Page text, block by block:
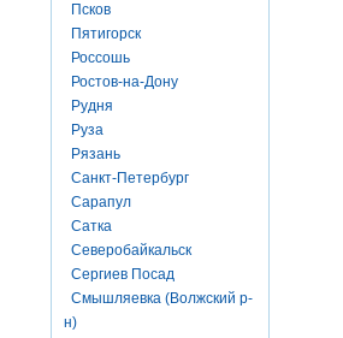
Псков
Пятигорск
Россошь
Ростов-на-Дону
Рудня
Руза
Рязань
Санкт-Петербург
Сарапул
Сатка
Северобайкальск
Сергиев Посад
Смышляевка (Волжский р-
н)